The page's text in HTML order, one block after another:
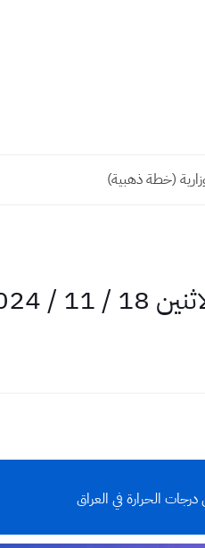
(خطة ذهبية)
دفئًا
درجات الحرارة في العراق